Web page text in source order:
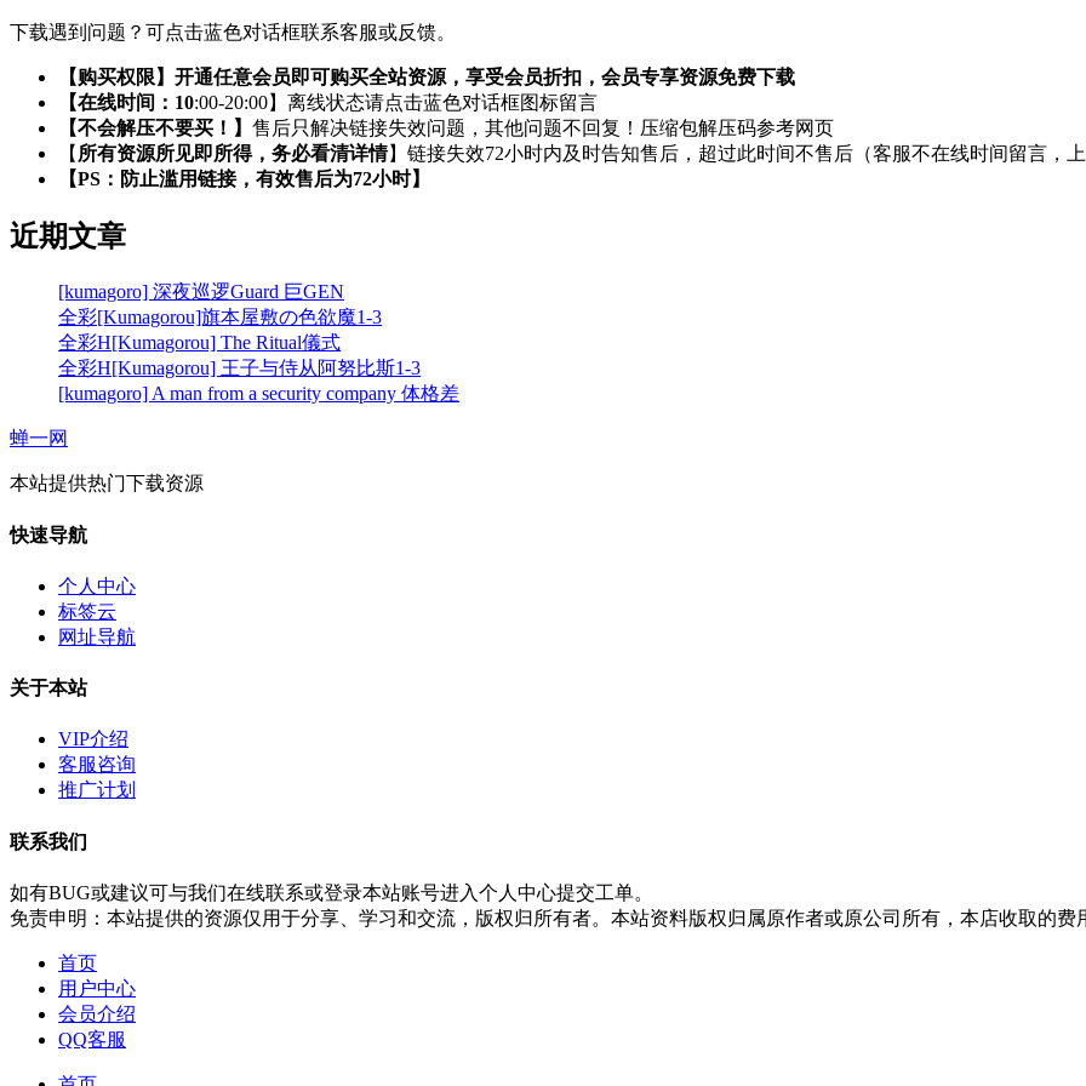
下载遇到问题？可点击蓝色对话框联系客服或反馈。
【购买权限】开通任意会员即可购买全站资源，享受会员折扣，会员专享资源免费下载
【在线时间：10:00-20:00】离线状态请点击蓝色对话框图标留言
【不会解压不要买！】 售后只解决链接失效问题，其他问题不回复！压缩包解压码参考网页
【 所有资源所见即所得，务必看清详情】链接失效72小时内及时告知售后，超过此时间不售后（客服不在线时间留言，上
【PS：防止滥用链接，有效售后为72小时】
近期文章
[kumagoro] 深夜巡逻Guard 巨GEN
全彩[Kumagorou]旗本屋敷の色欲魔1-3
全彩H[Kumagorou] The Ritual儀式
全彩H[Kumagorou] 王子与侍从阿努比斯1-3
[kumagoro] A man from a security company 体格差
蝉一网
本站提供热门下载资源
快速导航
个人中心
标签云
网址导航
关于本站
VIP介绍
客服咨询
推广计划
联系我们
如有BUG或建议可与我们在线联系或登录本站账号进入个人中心提交工单。
免责申明：本站提供的资源仅用于分享、学习和交流，版权归所有者。本站资料版权归属原作者或原公司所有，本店收取的费
首页
用户中心
会员介绍
QQ客服